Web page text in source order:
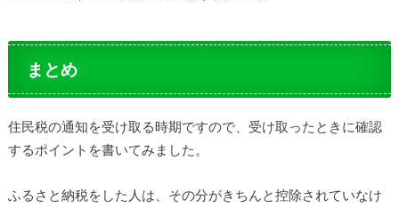
まとめ
住民税の通知を受け取る時期ですので、受け取ったときに確認
するポイントを書いてみました。
ふるさと納税をした人は、その分がきちんと控除されていなけ